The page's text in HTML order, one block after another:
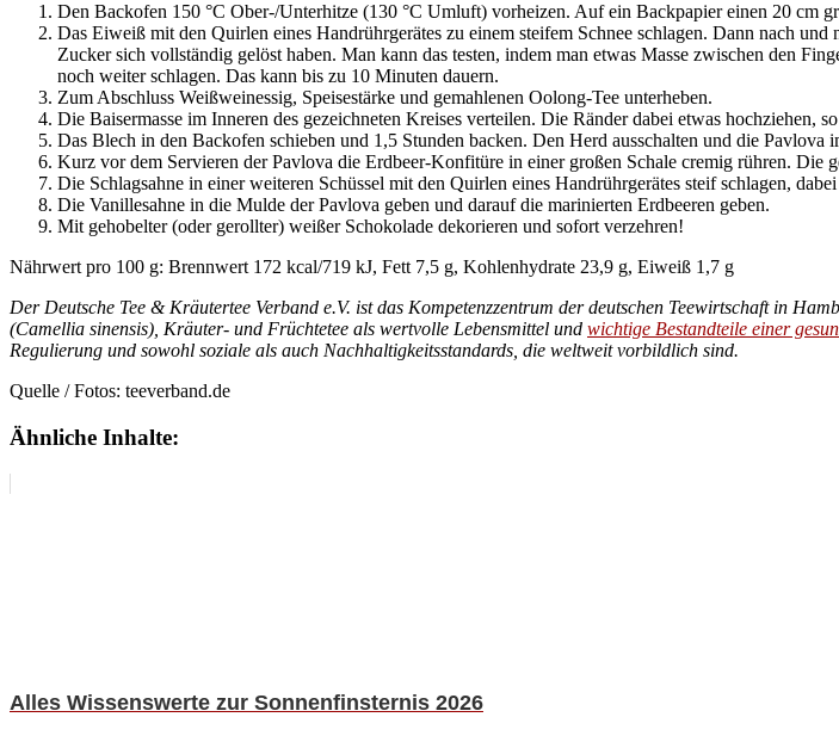
Den Backofen 150 °C Ober-/Unterhitze (130 °C Umluft) vorheizen. Auf ein Backpapier einen 20 cm
Das Eiweiß mit den Quirlen eines Handrührgerätes zu einem steifem Schnee schlagen. Dann nach
Zucker sich vollständig gelöst haben. Man kann das testen, indem man etwas Masse zwischen den
noch weiter schlagen. Das kann bis zu 10 Minuten dauern.
Zum Abschluss Weißweinessig, Speisestärke und gemahlenen Oolong-Tee unterheben.
Die Baisermasse im Inneren des gezeichneten Kreises verteilen. Die Ränder dabei etwas
Das Blech in den Backofen schieben und 1,5 Stunden backen. Den Herd ausschalten und die Pavlova
Kurz vor dem Servieren der Pavlova die Erdbeer-Konfitüre in einer großen Schale cremig rühren. Die
Die Schlagsahne in einer weiteren Schüssel mit den Quirlen eines Handrührgerätes steif schlagen,
Die Vanillesahne in die Mulde der Pavlova geben und darauf die marinierten Erdbeeren geben.
Mit gehobelter (oder gerollter) weißer Schokolade dekorieren und sofort verzehren!
Nährwert pro 100 g: Brennwert 172 kcal/719 kJ, Fett 7,5 g, Kohlenhydrate 23,9 g, Eiweiß 1,7 g
Der Deutsche Tee & Kräutertee Verband e.V. ist das Kompetenzzentrum der deutschen Teewirtschaft in
(Camellia sinensis), Kräuter- und Früchtetee als wertvolle Lebensmittel und wichtige Bestandteile einer
Regulierung und sowohl soziale als auch Nachhaltigkeitsstandards, die weltweit vorbildlich sind.
Quelle / Fotos: teeverband.de
Ähnliche Inhalte:
Alles Wissenswerte zur Sonnenfinsternis 2026